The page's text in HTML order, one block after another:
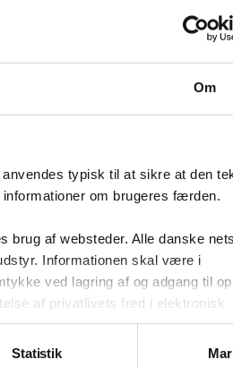
Om
typisk til at sikre at den
om brugeres færden.
af websteder. Alle danske
Informationen skal være i
ved lagring af og adgang til
af privatlivets fred i elektronisk
Statistik
danskerne foretrækker ejerbolig. I
sig, hvis økonomien ikke satte
vil gerne eje, men det er ikke
nye private lejeboliger i
almene boliger, og 17.600
sites/default/files/2024-
og Vancouver: fri markedsleje
kvm-regel” for problemerne er
112 kvm (
Boligbestanden -